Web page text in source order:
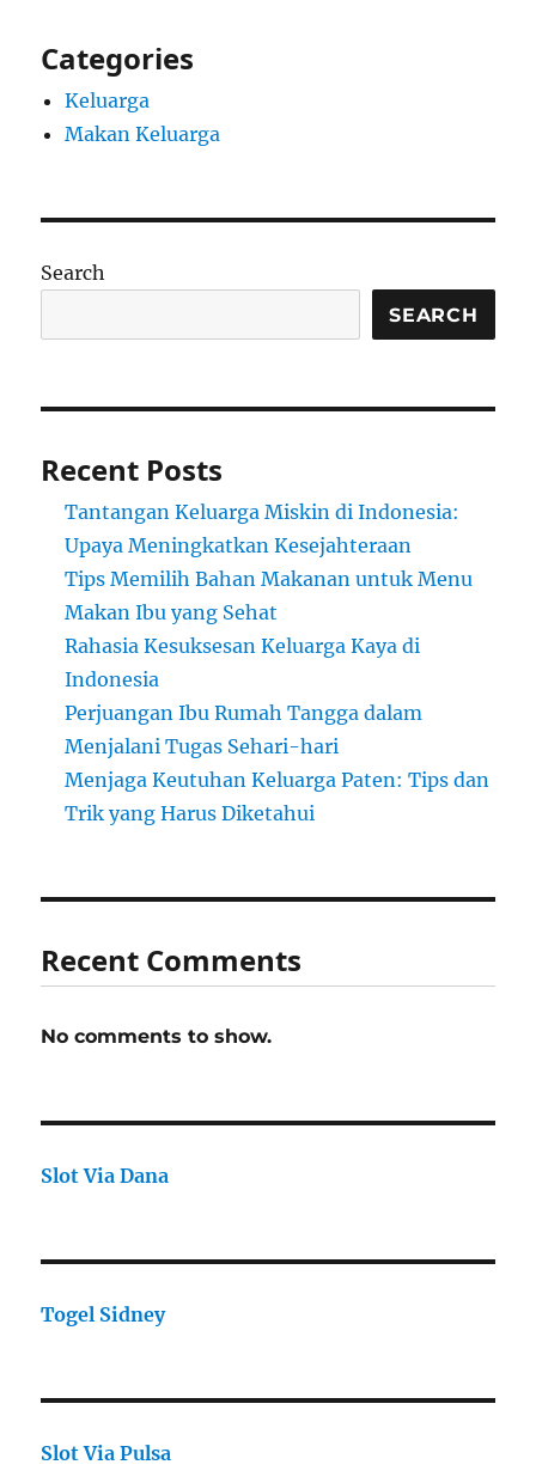
Categories
Keluarga
Makan Keluarga
Search
SEARCH
Recent Posts
Tantangan Keluarga Miskin di Indonesia:
Upaya Meningkatkan Kesejahteraan
Tips Memilih Bahan Makanan untuk Menu
Makan Ibu yang Sehat
Rahasia Kesuksesan Keluarga Kaya di
Indonesia
Perjuangan Ibu Rumah Tangga dalam
Menjalani Tugas Sehari-hari
Menjaga Keutuhan Keluarga Paten: Tips dan
Trik yang Harus Diketahui
Recent Comments
No comments to show.
Slot Via Dana
Togel Sidney
Slot Via Pulsa